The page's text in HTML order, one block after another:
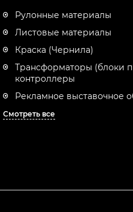
Рулонные материалы
Листовые материалы
Краска (Чернила)
Трансформаторы (блоки
контроллеры
Рекламное выставочное
Смотреть все